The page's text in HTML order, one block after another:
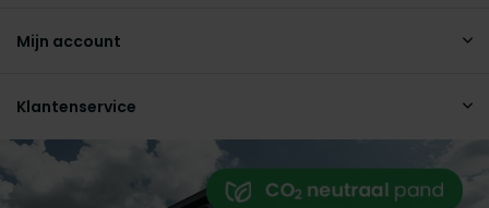
Mijn account
Klantenservice